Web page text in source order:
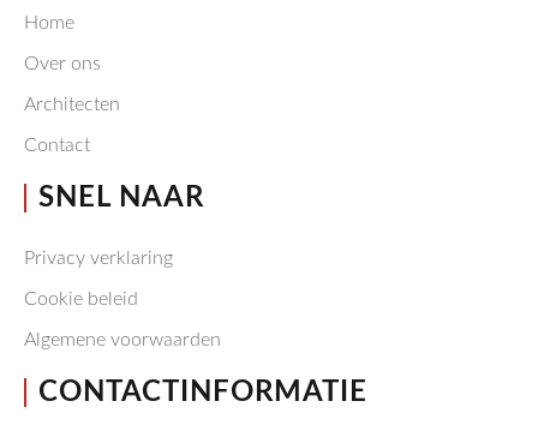
Home
Over ons
Architecten
Contact
SNEL NAAR
Privacy verklaring
Cookie beleid
Algemene voorwaarden
CONTACTINFORMATIE